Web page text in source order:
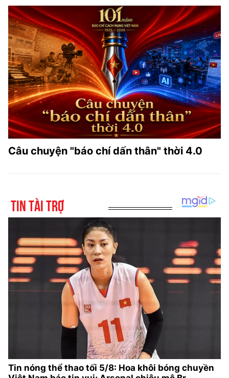
Câu chuyện "báo chí dấn thân" thời 4.0